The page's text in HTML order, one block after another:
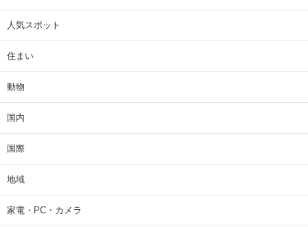
人気スポット
住まい
動物
国内
国際
地域
家電・PC・カメラ